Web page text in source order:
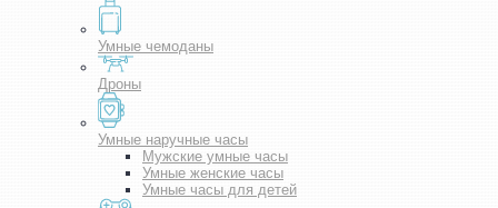
Умные чемоданы
Дроны
Умные наручные часы
Мужские умные часы
Умные женские часы
Умные часы для детей